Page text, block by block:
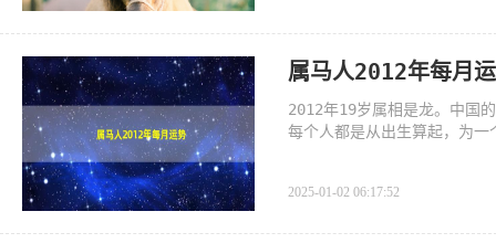
属马人2012年每月
2012年19岁属相是龙。中国
每个人都是从出生算起，为
2025-01-02 06:17:52